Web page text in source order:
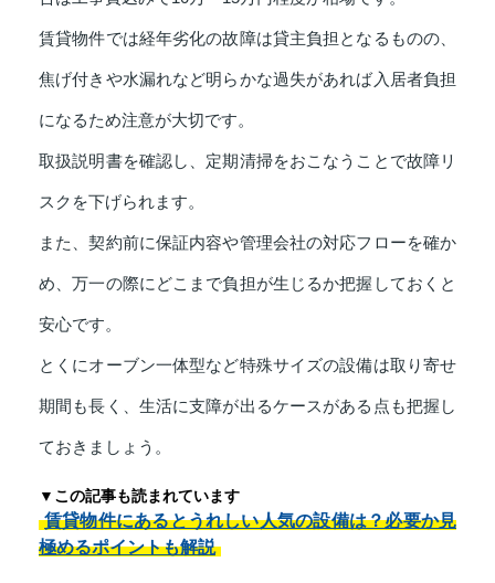
賃貸物件では経年劣化の故障は貸主負担となるものの、
焦げ付きや水漏れなど明らかな過失があれば入居者負担
になるため注意が大切です。
取扱説明書を確認し、定期清掃をおこなうことで故障リ
スクを下げられます。
また、契約前に保証内容や管理会社の対応フローを確か
め、万一の際にどこまで負担が生じるか把握しておくと
安心です。
とくにオーブン一体型など特殊サイズの設備は取り寄せ
期間も長く、生活に支障が出るケースがある点も把握し
ておきましょう。
▼この記事も読まれています
賃貸物件にあるとうれしい人気の設備は？必要か見
極めるポイントも解説